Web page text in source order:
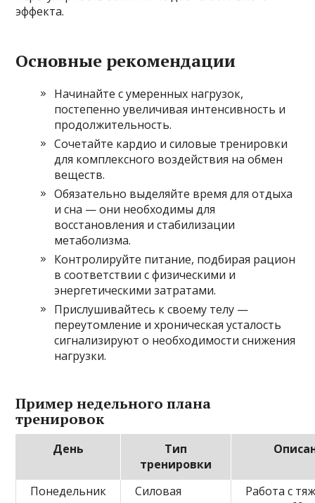
эффекта.
Основные рекомендации
Начинайте с умеренных нагрузок,
постепенно увеличивая интенсивность и
продолжительность.
Сочетайте кардио и силовые тренировки
для комплексного воздействия на обмен
веществ.
Обязательно выделяйте время для отдыха
и сна — они необходимы для
восстановления и стабилизации
метаболизма.
Контролируйте питание, подбирая рацион
в соответствии с физическими и
энергетическими затратами.
Прислушивайтесь к своему телу —
переутомление и хроническая усталость
сигнализируют о необходимости снижения
нагрузки.
Пример недельного плана
тренировок
День
Тип
тренировки
Понедельник
Силовая
Работа с